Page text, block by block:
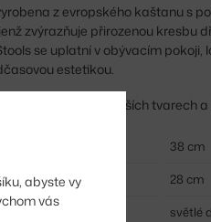
z evropského kaštanu s
zvýrazňuje přirozenou kresbu
se uplatní v obývacím pokoji,
estetikou.
vyrábí v několika dalších tvarech
38 cm
28 cm
světlé
abyste vy
vás